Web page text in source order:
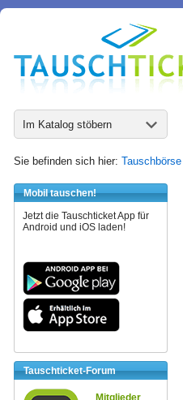
Im Katalog stöbern
Sie befinden sich hier: Tauschbörse
Mobil tauschen!
Jetzt die Tauschticket App für
Android und iOS laden!
Tauschticket-Forum
Mitglieder